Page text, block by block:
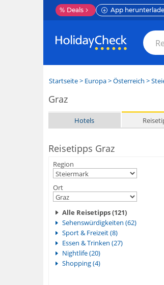
% Deals App
Startseite> Europa>Österreich >
Graz
Hotels
Reisetipps Graz
Region
Ort
Alle Reisetipps (121)
Sehenswürdigkeiten (62)
Sport & Freizeit (8)
Essen & Trinken (27)
Nightlife (20)
Shopping (4)